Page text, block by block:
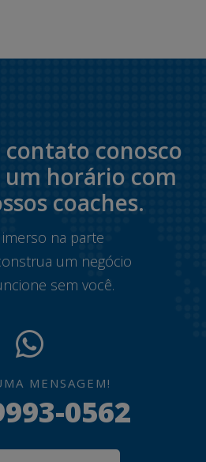
contato conosco
um horário com
coaches.
na parte
um negócio
sem você.
MENSAGEM!
0562